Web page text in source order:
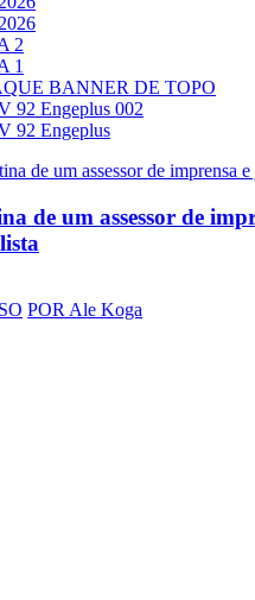
de um assessor de
POR Ale Koga